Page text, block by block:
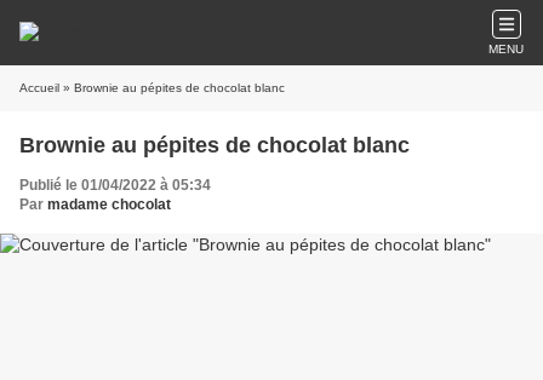
MENU
Accueil » Brownie au pépites de chocolat blanc
Brownie au pépites de chocolat blanc
Publié le 01/04/2022 à 05:34
Par madame chocolat